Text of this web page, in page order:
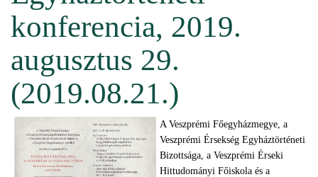
konferencia, 2019.
augusztus 29.
(2019.08.21.)
A Veszprémi Főegyházmegye, a
Veszprémi Érsekség Egyháztörténeti
Bizottsága, a Veszprémi Érseki
Hittudományi Főiskola és a